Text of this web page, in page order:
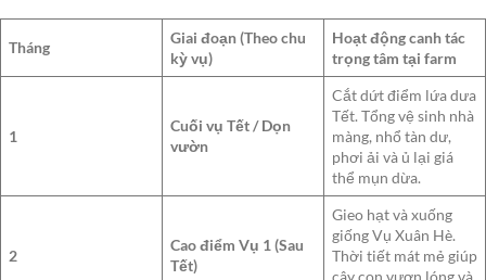
Tháng
Giai đoạn (Theo chu
kỳ vụ)
Hoạt động canh tác
trọng tâm tại farm
1
Cuối vụ Tết / Dọn
vườn
Cắt dứt điểm lứa dưa
Tết. Tổng vệ sinh nhà
màng, nhổ tàn dư,
phơi ải và ủ lại giá
thể mụn dừa.
2
Cao điểm Vụ 1 (Sau
Tết)
Gieo hạt và xuống
giống Vụ Xuân Hè.
Thời tiết mát mẻ giúp